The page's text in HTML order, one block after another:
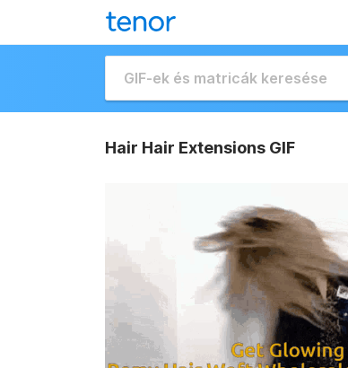
Hair Hair Extensions GIF